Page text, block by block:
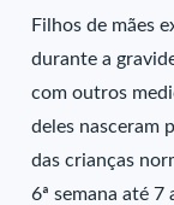
Filhos de mães
durante a
com outros
deles nasceram
das crianças
6ª semana até